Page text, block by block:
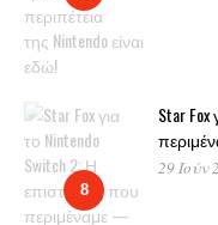
8
Star
29 Ιούν